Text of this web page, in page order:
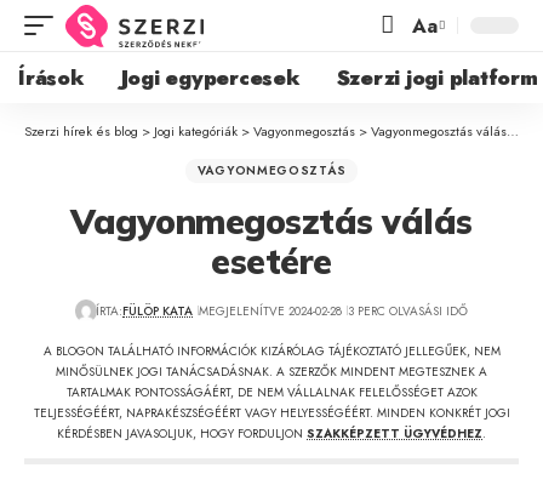
Aa
Írások Jogi egypercesek Szerzi jogi platform
Szerzi hírek és blog > Jogi kategóriák >Vagyonmegosztás >Vagyonmegosztás válás esetére
VAGYONMEGOSZTÁS
Vagyonmegosztás válás
esetére
ÍRTA:FÜLÖP KATA MEGJELENÍTVE 2024-02-28 3 PERC OLVASÁSI IDŐ
A BLOGON TALÁLHATÓ INFORMÁCIÓK KIZÁRÓLAG TÁJÉKOZTATÓ JELLEGŰEK, NEM
MINŐSÜLNEK JOGI TANÁCSADÁSNAK. A SZERZŐK MINDENT MEGTESZNEK A
TARTALMAK PONTOSSÁGÁÉRT, DE NEM VÁLLALNAK FELELŐSSÉGET AZOK
TELJESSÉGÉÉRT, NAPRAKÉSZSÉGÉÉRT VAGY HELYESSÉGÉÉRT. MINDEN KONKRÉT JOGI
KÉRDÉSBEN JAVASOLJUK, HOGY FORDULJON SZAKKÉPZETT ÜGYVÉDHEZ.